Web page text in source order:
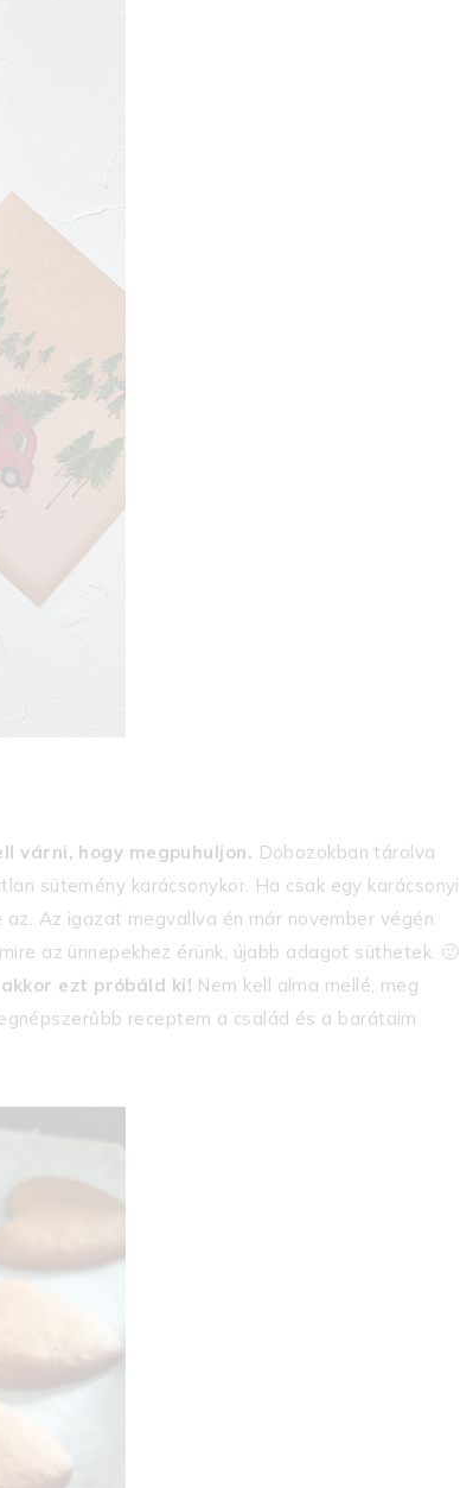
várni, hogy megpuhuljon. Dobozokban tárolva
sütemény karácsonykor. Ha csak egy karácsonyi
Az igazat megvallva én már november végén
az ünnepekhez érünk, újabb adagot süthetek. 🙂
ezt próbáld ki! Nem kell alma mellé, meg
receptem a család és a barátaim